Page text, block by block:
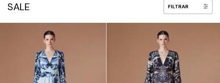
SALE FILTRAR